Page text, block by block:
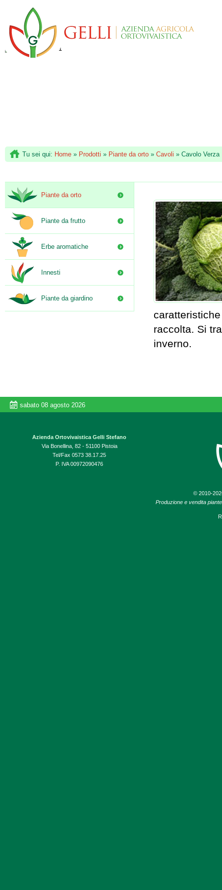
Tu sei qui: Home » Prodotti » Piante da orto » Cavoli » Cavolo Verza
raccolta. Si
inverno.
Piante da orto
Piante da frutto
Erbe aromatiche
Innesti
Piante da giardino
sabato 08 agosto 2026
Azienda Ortovivaistica Gelli Stefano
Via Bonellina, 82 - 51100 Pistoia
Tel/Fax 0573 38.17.25
P. IVA 00972090476
© 2010-
Produzione e vendita